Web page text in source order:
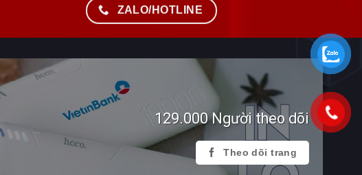
ZALO/HOTLINE
129.000 Người theo dõi
Theo dõi trang